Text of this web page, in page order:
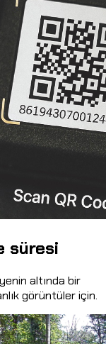
süresi
altında bir
görüntüler için.